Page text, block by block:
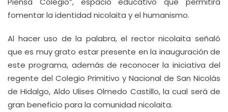
fomentar la identidad nicolaita y el humanismo.
Al hacer uso de la palabra, el rector nicolaita señaló
que es muy grato estar presente en la inauguración de
este programa, además de reconocer la iniciativa del
regente del Colegio Primitivo y Nacional de San Nicolás
de Hidalgo, Aldo Ulises Olmedo Castillo, la cual será de
gran beneficio para la comunidad nicolaita.